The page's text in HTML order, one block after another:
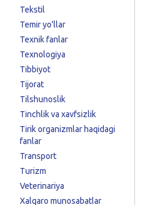
Tekstil
Temir yo'llar
Texnik fanlar
Texnologiya
Tibbiyot
Tijorat
Tilshunoslik
Tinchlik va xavfsizlik
Tirik organizmlar haqidagi
fanlar
Transport
Turizm
Veterinariya
Xalqaro munosabatlar